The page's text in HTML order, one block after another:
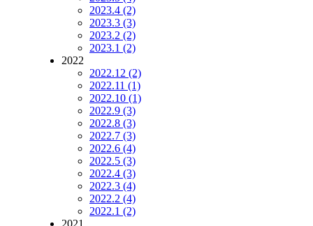
2023.4 (2)
2023.3 (3)
2023.2 (2)
2023.1 (2)
2022
2022.12 (2)
2022.11 (1)
2022.10 (1)
2022.9 (3)
2022.8 (3)
2022.7 (3)
2022.6 (4)
2022.5 (3)
2022.4 (3)
2022.3 (4)
2022.2 (4)
2022.1 (2)
2021